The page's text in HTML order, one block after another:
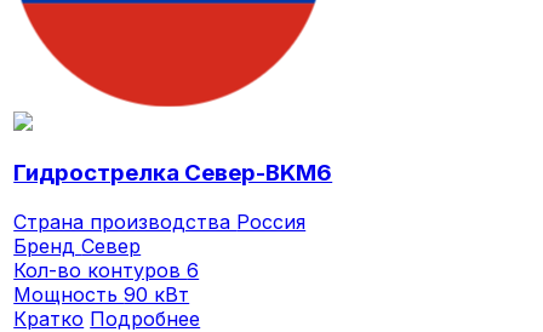
Гидрострелка Север-BKМ6
Страна производства Россия
БрендСевер
Кол-во контуров6
Мощность90 кВт
Кратко Подробнее